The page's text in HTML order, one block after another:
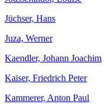
Jüchser, Hans
Juza, Werner
Kaendler, Johann Joachim
Kaiser, Friedrich Peter
Kammerer, Anton Paul